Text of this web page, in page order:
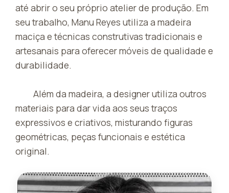
até abrir o seu próprio atelier de produção. Em
seu trabalho, Manu Reyes utiliza a madeira
maciça e técnicas construtivas tradicionais e
artesanais para oferecer móveis de qualidade e
durabilidade.
Além da madeira, a designer utiliza outros
materiais para dar vida aos seus traços
expressivos e criativos, misturando figuras
geométricas, peças funcionais e estética
original.